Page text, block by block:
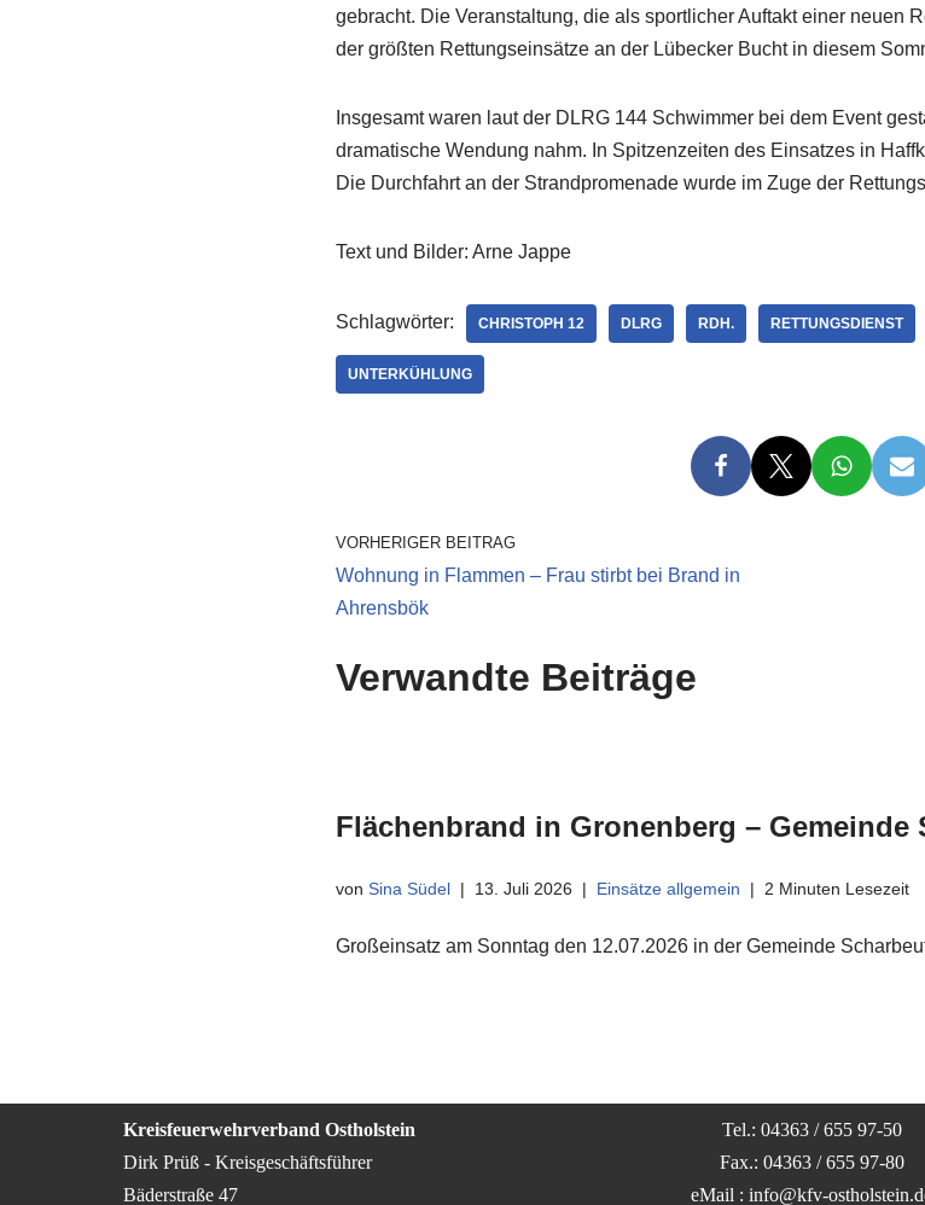
gebracht. Die Veranstaltung, die als sportlicher Auftakt einer neuen
der größten Rettungseinsätze an der Lübecker Bucht in diesem
Insgesamt waren laut der DLRG 144 Schwimmer bei dem Event
dramatische Wendung nahm. In Spitzenzeiten des Einsatzes in
Die Durchfahrt an der Strandpromenade wurde im Zuge der
Text und Bilder: Arne Jappe
Schlagwörter: CHRISTOPH 12 DLRG RDH. RETTUNGSDIENST
UNTERKÜHLUNG
VORHERIGER BEITRAG
Wohnung in Flammen – Frau stirbt bei Brand in
Ahrensbök
Verwandte Beiträge
Flächenbrand in Gronenberg – Gemeinde
von Sina Südel 13. Juli 2026 Einsätze allgemein 2 Minuten Lesezeit
Großeinsatz am Sonntag den 12.07.2026 in der Gemeinde
Kreisfeuerwehrverband Ostholstein
Dirk Prüß - Kreisgeschäftsführer
Bäderstraße 47
Tel.: 04363 / 655 97-50
Fax.: 04363 / 655 97-80
eMail : info@kfv-